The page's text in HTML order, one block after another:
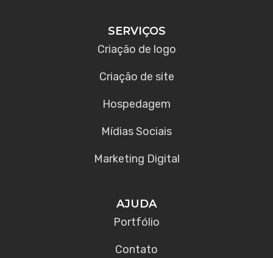
SERVIÇOS
Criação de logo
Criação de site
Hospedagem
Mídias Sociais
Marketing Digital
AJUDA
Portfólio
Contato